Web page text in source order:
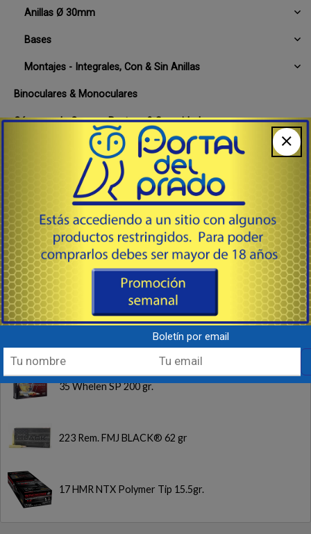
Anillas Ø 30mm
Bases
Montajes - Integrales, Con & Sin Anillas
Binoculares & Monoculares
Cámaras de Campo, Rastreo & Seguridad
Dispositivos Láser y Lumínicos
Miras Holo & Punto iluminado
Miras Mecánicas - Acero, Fibra Óptica, Tritium
Miras Telescópicas & de Visión Nocturna
Telscopios de Tiro y astronómicos
Nuevos
35 Whelen SP 200 gr.
223 Rem. FMJ BLACK® 62 gr
17 HMR NTX Polymer Tip 15.5gr.
Boletín por email